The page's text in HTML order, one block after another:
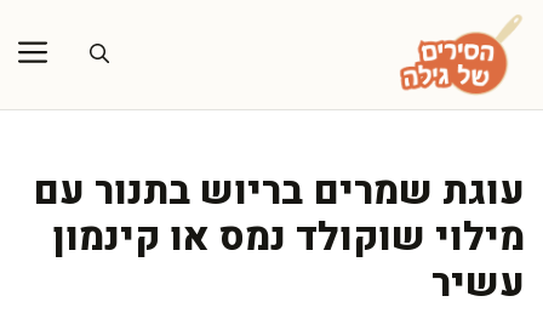
לדלג
לתוכן
עוגת שמרים בריוש בתנור עם
מילוי שוקולד נמס או קינמון
עשיר